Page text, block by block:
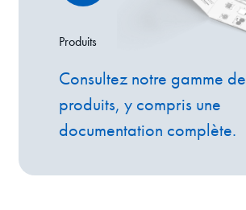
Produits
Consultez notre gamme de
produits, y compris une
documentation complète.